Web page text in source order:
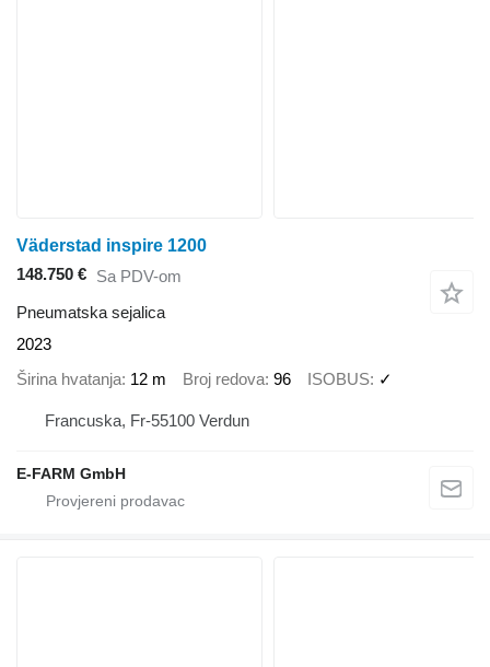
Väderstad inspire 1200
148.750 € Sa PDV-om
Pneumatska sejalica
2023
Širina hvatanja 12 m Broj redova 96 ISOBUS ✓
Francuska, Fr-55100 Verdun
E-FARM GmbH